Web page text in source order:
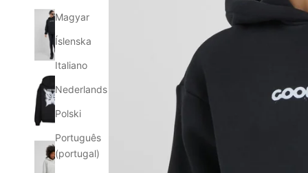
Magyar
Íslenska
Italiano
Nederlands
Polski
Português
(portugal)